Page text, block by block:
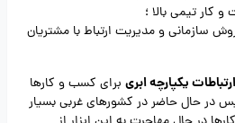
و کار تیمی بالا ؛
سازمانی و مدیریت ارتباط با مشتریان
یکپارچه ابری برای کسب و کارها
در حال حاضر در کشورهای غربی بسیار